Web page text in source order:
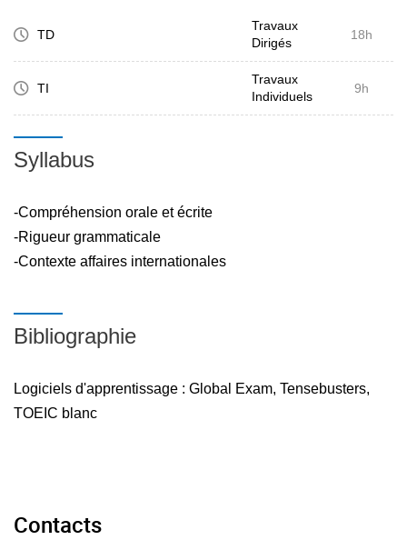
TD
Travaux
Dirigés
18h
TI
Travaux
Individuels
9h
Syllabus
-Compréhension orale et écrite
-Rigueur grammaticale
-Contexte affaires internationales
Bibliographie
Logiciels d'apprentissage : Global Exam, Tensebusters,
TOEIC blanc
Contacts